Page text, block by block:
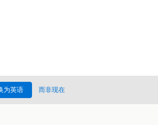
为英语 而非现在